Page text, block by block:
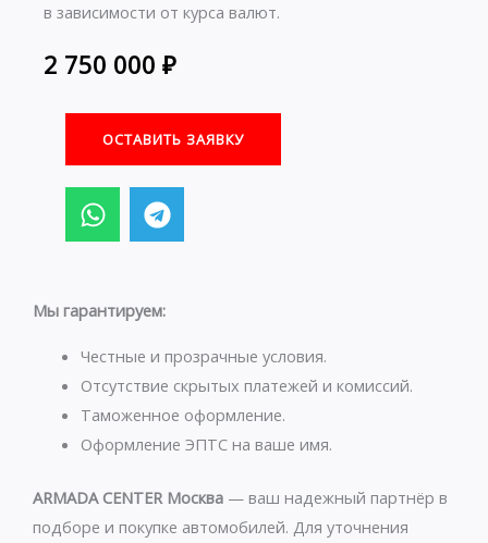
в зависимости от курса валют.
2 750 000 ₽
ОСТАВИТЬ ЗАЯВКУ
W
h
a
s
p
p
T
e
l
g
a
m
Мы гарантируем:
Честные и прозрачные условия.
Отсутствие скрытых платежей и комиссий.
Таможенное оформление.
Оформление ЭПТС на ваше имя.
ARMADA CENTER Москва — ваш надежный партнёр в
подборе и покупке автомобилей. Для уточнения